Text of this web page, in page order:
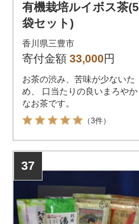
有機栽培ルイボス茶(5
袋セット)
香川県三豊市
寄付金額 33,000円
お茶の渋み、苦味が少ないた
め、 口当たりの良いまろやか
なお茶です。
（3件）
37